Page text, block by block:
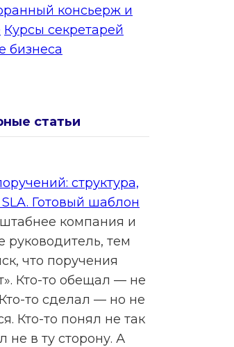
консьерж и
Курсы секретарей
бизнеса
статьи
структура,
SLA. Готовый шаблон
компания и
руководитель, тем
что поручения
Кто-то обещал — не
то сделал — но не
Кто-то понял не так
в ту сторону. А